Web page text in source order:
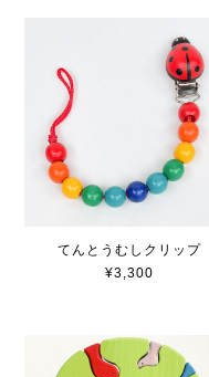
てんとうむしクリップ
¥3,300